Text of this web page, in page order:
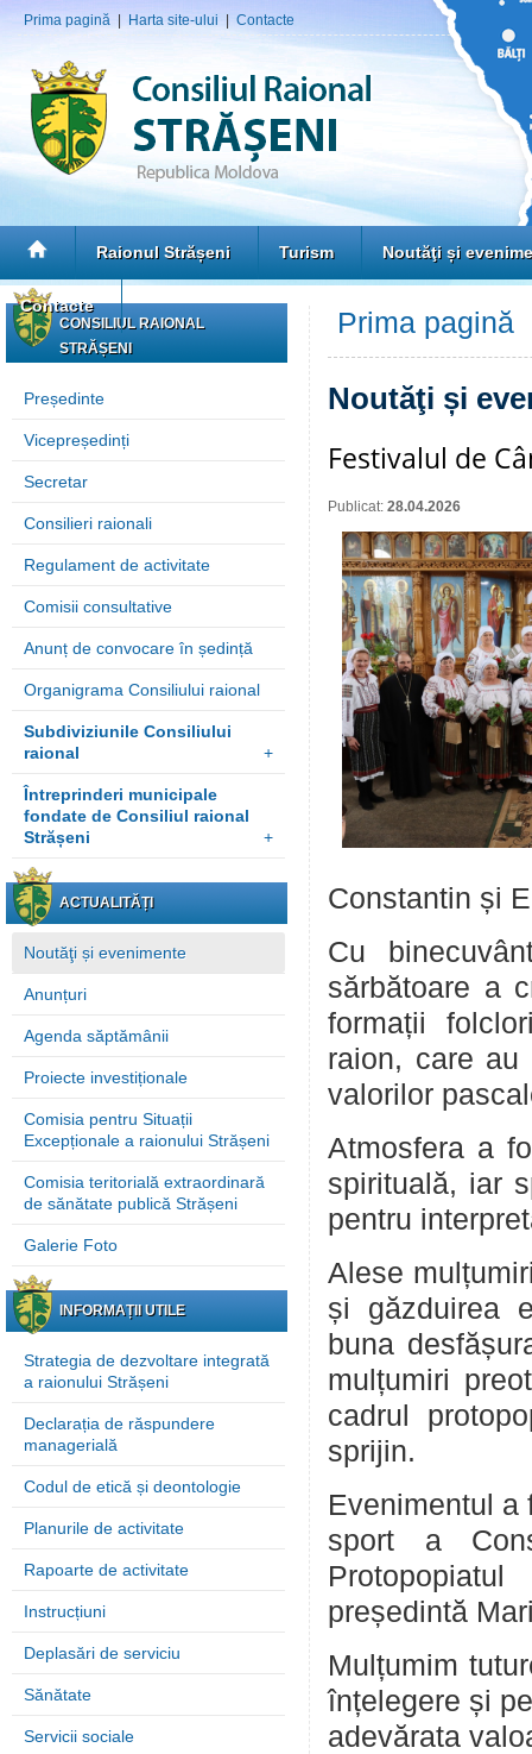
Prima pagină Harta site-ului Contacte
Raionul Strășeni Turism Noutăţi și
Contacte
CONSILIUL RAIONAL
STRĂȘENI
Președinte
Vicepreședinți
Secretar
Consilieri raionali
Regulament de activitate
Comisii consultative
Anunț de convocare în ședință
Organigrama Consiliului raional
Subdiviziunile Consiliului
raional
+
Întreprinderi municipale
fondate de Consiliul raional
Strășeni
+
ACTUALITĂȚI
Noutăţi și evenimente
Anunțuri
Agenda săptămânii
Proiecte investiționale
Comisia pentru Situații
Excepționale a raionului Strășeni
Comisia teritorială extraordinară
de sănătate publică Strășeni
Galerie Foto
INFORMAȚII UTILE
Strategia de dezvoltare integrată
a raionului Strășeni
Declarația de răspundere
managerială
Codul de etică și deontologie
Planurile de activitate
Rapoarte de activitate
Instrucțiuni
Deplasări de serviciu
Sănătate
Servicii sociale
Prima pagină
Noutăţi și
Festivalul de
Publicat: 28.04.2026
Constantin și
Cu
sărbătoare a
formații
raion, care au
valorilor
Atmosfera a
spirituală, iar
pentru
Alese
și găzduirea
buna
mulțumiri
cadrul
sprijin.
Evenimentul a
sport a
președintă
Mulțumim
înțelegere și
adevărata